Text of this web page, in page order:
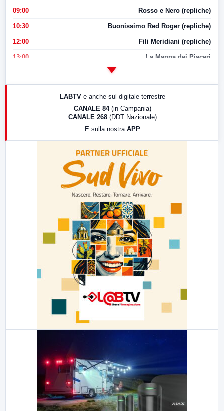
09:00 Rosso e Nero (repliche)
10:30 Buonissimo Red Roger (repliche)
12:00 Fili Meridiani (repliche)
13:00 La Mappa dei Piaceri
LABTV e anche sul digitale terrestre
CANALE 84 (in Campania)
CANALE 268 (DDT Nazionale)
E sulla nostra APP